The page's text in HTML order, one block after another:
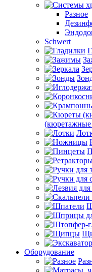
Разное
Schwert
Оборудование